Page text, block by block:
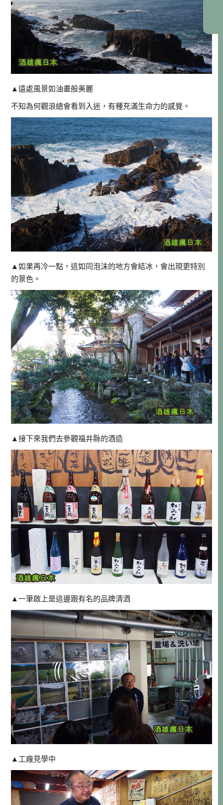
▲遠處風景如油畫般美麗
不知為何觀浪總會看到入迷，有種充滿生命力的感覺。
▲如果再冷一點，這如同泡沫的地方會結冰，會出現更特別
的景色。
▲接下來我們去參觀福井縣的酒造
▲一筆啟上是這邊跟有名的品牌清酒
▲工廠見學中